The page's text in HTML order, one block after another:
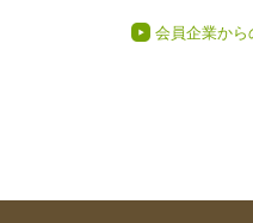
会員企業から